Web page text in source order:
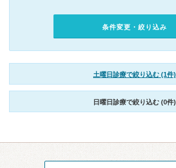
条件変更・絞り込み
土曜日診療で絞り込む (1件)
日曜日診療で絞り込む (0件)